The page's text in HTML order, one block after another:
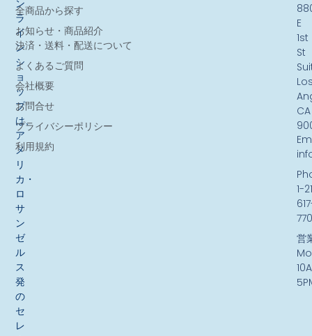
ン
ラ
イ
ン
シ
ョ
ッ
プ
は、
ア
メ
リ
カ・
ロ
サ
ン
ゼ
ル
ス
発
の
セ
レ
全商品から探す
お知らせ・商品紹介
決済・送料・配送について
よくあるご質問
会社概要
お問合せ
プライバシーポリシー
利用規約
E
1st
St
CA
1-
営